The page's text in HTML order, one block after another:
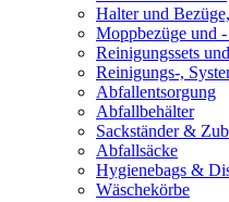
Halter und
Moppbezüge und
Reinigungssets
Reinigungs-,
Abfallentsorgung
Abfallbehälter
Sackständer &
Abfallsäcke
Hygienebags &
Wäschekörbe